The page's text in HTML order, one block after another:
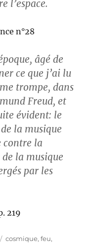
l’espace.
n°28
âgé de
ce que j’ai lu
trompe, dans
Freud, et
évident: le
la musique
contre la
la musique
par les
219
Étiquettes
cosmique,feu,